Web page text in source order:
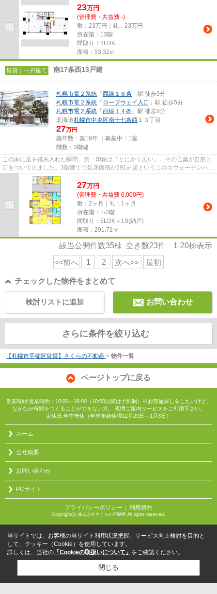
23万円
(管理費・共益費 -)
敷：23万円｜礼：23万円
所在階：13階
間取り：2LDK
面積：53.32㎡
賃貸｜一戸建て 南17条西13戸建
札幌市電２系統 「 西線１６条 」駅 徒歩3分
札幌市電２系統 「 ロープウェイ入口 」駅 徒歩5分
札幌市電２系統 「 西線１４条 」駅 徒歩8分
北海道札幌市中央区南十七条西 １３丁目
27万円
築年数：築18年 ｜募集中： 1室
階数：3階建
この家に足を踏み入れた瞬間、第一印象は「とにかく広い」。その言葉が自然と
口をついて出ました。3階建てで延床面積が291㎡超というこのスウェーデンハウ
スは、戸建であることを強く...
27万円
(管理費・共益費 6,000円)
敷：2ヶ月｜礼：1ヶ月
所在階：1-3階
間取り：5LDK＋1S(納戸)
面積：291.72㎡
該当公開件数35棟 空き数23件 1-20棟表示
<<前へ 1 2 次へ>> 最初
チェックした物件をまとめて
お問い合わせ
検討リストに追加
さらに条件を絞り込む
【札幌市手稲区賃貸】さくらの不動産 > 物件一覧
ページトップに戻る
営業時間:営業時間：10:00～18:00（18:00以降は予約制）※お部屋探しをしたいけど、
なかなか時間をつくることができない方。 夜間ご案内サービスをご利用下さい。
定休日:年中無休（年末年始休暇12月29日～1月3日）
ホーム
会社概要
お問い合わせ
PCサイト
プライバシーポリシー ｜ 利用規約
Copyright(c) 株式会社さくらの不動産 All rights reserved.
当サイトでは、お客様の当サイト利用状況把握、サービス向上検討を目的と
して、クッキー（Cookie）を使用しています。
詳しくは、当社の 「Cookieの取扱いについて」 をご確認ください。
閉じる